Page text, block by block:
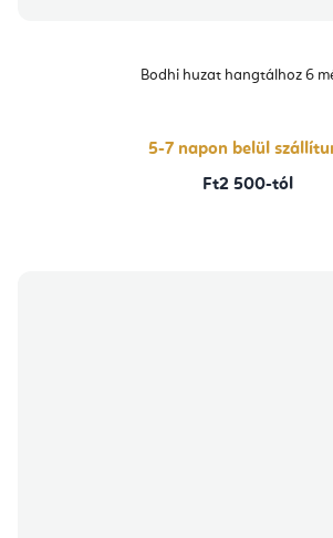
Bodhi huzat hangtálhoz 6
5-7 napon belül
Ft2 500-tól